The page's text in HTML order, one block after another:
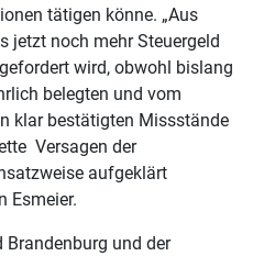
tätigen könne. „Aus
jetzt noch mehr Steuergeld
wird, obwohl bislang
belegten und vom
klar bestätigten Missstände
Versagen der
aufgeklärt
Esmeier.
Brandenburg und der